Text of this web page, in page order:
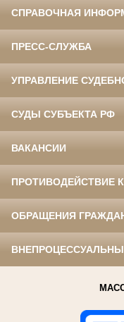
СПРАВОЧНАЯ
ПРЕСС-СЛУЖБА
УПРАВЛЕНИЕ
СУДЫ СУБЪЕКТА РФ
ВАКАНСИИ
ПРОТИВОДЕЙСТВИЕ
ОБРАЩЕНИЯ